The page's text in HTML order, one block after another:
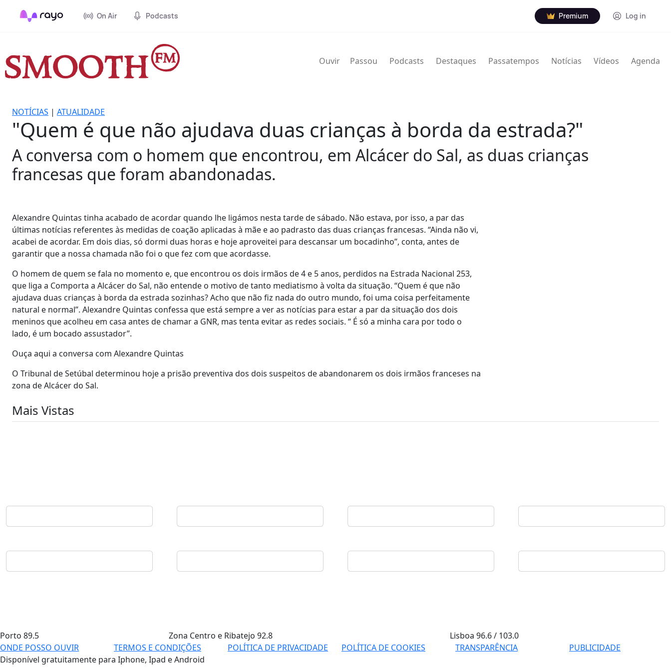
On Air Podcasts Premium Log in
Ouvir Passou Podcasts Destaques Passatempos Notícias Vídeos Agenda
NOTÍCIAS | ATUALIDADE
"Quem é que não ajudava duas crianças à borda da estrada?"
A conversa com o homem que encontrou, em Alcácer do Sal, as duas crianças
francesas que foram abandonadas.
Alexandre Quintas tinha acabado de acordar quando lhe ligámos nesta tarde de sábado. Não estava, por isso, a par das
últimas notícias referentes às medidas de coação aplicadas à mãe e ao padrasto das duas crianças francesas. “Ainda não vi,
acabei de acordar. Em dois dias, só dormi duas horas e hoje aproveitei para descansar um bocadinho”, conta, antes de
garantir que a nossa chamada não foi o que fez com que acordasse.
O homem de quem se fala no momento e, que encontrou os dois irmãos de 4 e 5 anos, perdidos na Estrada Nacional 253,
que liga a Comporta a Alcácer do Sal, não entende o motivo de tanto mediatismo à volta da situação. “Quem é que não
ajudava duas crianças à borda da estrada sozinhas? Acho que não fiz nada do outro mundo, foi uma coisa perfeitamente
natural e normal”. Alexandre Quintas confessa que está sempre a ver as notícias para estar a par da situação dos dois
meninos que acolheu em casa antes de chamar a GNR, mas tenta evitar as redes sociais. “ É só a minha cara por todo o
lado, é um bocado assustador”.
Ouça aqui a conversa com Alexandre Quintas
O Tribunal de Setúbal determinou hoje a prisão preventiva dos dois suspeitos de abandonarem os dois irmãos franceses na
zona de Alcácer do Sal.
Mais Vistas
Porto 89.5 Zona Centro e Ribatejo 92.8 Lisboa96.6 / 103.0
ONDE POSSO OUVIR
TERMOS E CONDIÇÕES POLÍTICA DE PRIVACIDADE POLÍTICA DE COOKIES TRANSPARÊNCIA
PUBLICIDADE
Disponível gratuitamente para Iphone, Ipad e Android